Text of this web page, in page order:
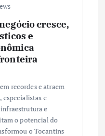
cresce,
e
recordes e atraem
e
e
o potencial do
o Tocantins